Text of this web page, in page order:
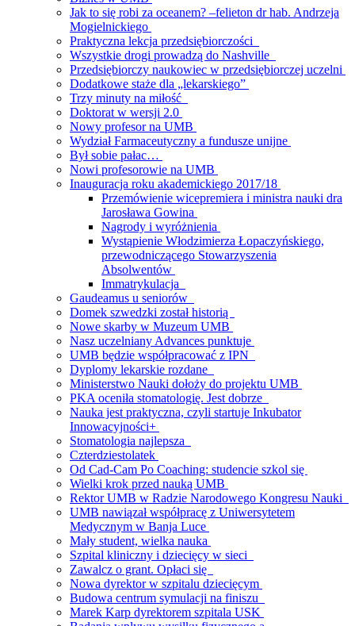
Jak to się robi za oceanem? –felieton dr hab. Andrzeja
Mogielnickiego
Praktyczna lekcja przedsiębiorczości
Wszystkie drogi prowadzą do Nashville
Przedsiębiorczy naukowiec w przedsiębiorczej uczelni
Dodatkowe staże dla „lekarskiego”
Trzy minuty na miłość
Doktorat w wersji 2.0
Nowy profesor na UMB
Wydział Farmaceutyczny a fundusze unijne
Był sobie pałac…
Nowi profesorowie na UMB
Inauguracja roku akademickiego 2017/18
Przemówienie wicepremiera i ministra nauki dra
Jarosława Gowina
Nagrody i wyróżnienia
Wystąpienie Włodzimierza Łopaczyńskiego,
przewodniczącego Stowarzyszenia
Absolwentów
Immatrykulacja
Gaudeamus u seniorów
Domek szwedzki został historią
Nowe skarby w Muzeum UMB
Nasz uczelniany Advances punktuje
UMB będzie współpracować z IPN
Dyplomy lekarskie rozdane
Ministerstwo Nauki dołoży do projektu UMB
PKA oceniła stomatologię. Jest dobrze
Nauka jest praktyczna, czyli startuje Inkubator
Innowacyjności+
Stomatologia najlepsza
Czterdziestolatek
Od Cad-Cam Po Coaching: studencie szkol się
Wielki krok przed nauką UMB
Rektor UMB w Radzie Narodowego Kongresu Nauki
UMB nawiązał współpracę z Uniwersytetem
Medycznym w Banja Luce
Mały student, wielka nauka
Szpital kliniczny i dziecięcy w sieci
Zawalcz o grant. Opłaci się
Nowa dyrektor w szpitalu dziecięcym
Budowa centrum symulacji na finiszu
Marek Karp dyrektorem szpitala USK